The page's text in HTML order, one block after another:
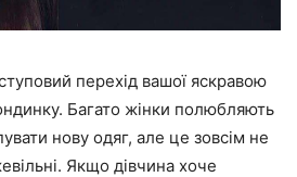
перехід вашої яскравою
Багато жінки полюбляють
нову одяг, але це зовсім не
Якщо дівчина хоче